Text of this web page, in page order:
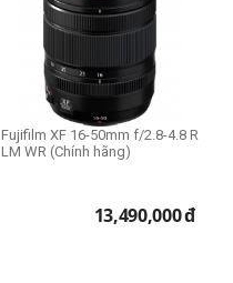
Fujifilm XF 16-50mm f/2.8-4.8 R
LM WR (Chính hãng)
13,490,000đ